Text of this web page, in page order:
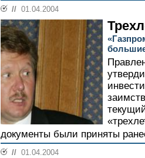
// 01.04.2004
документы были приняты
// 01.04.2004